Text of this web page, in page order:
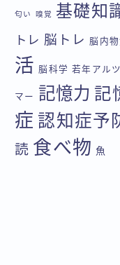
匂い 嗅覚 基礎知
トレ 脳トレ 脳内物
活
脳科学 若年アル
マー 記憶力 記
症 認知症予
読 食べ物 魚